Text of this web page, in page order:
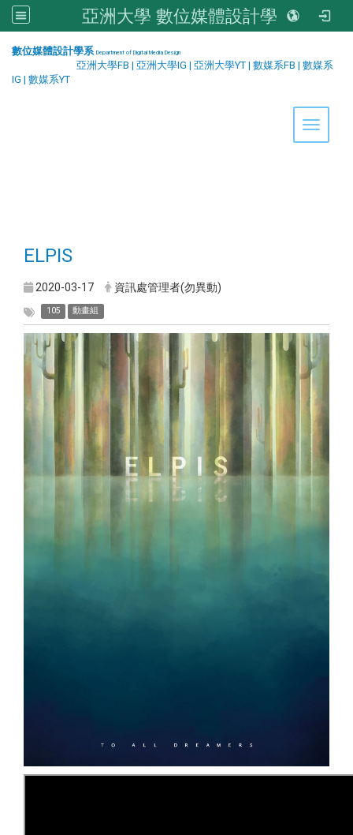
亞洲大學 數位媒體設計學系
數位媒體設計學系 Department of Digital Media Design
亞洲大學FB | 亞洲大學IG | 亞洲大學YT | 數媒系FB | 數媒系
IG | 數媒系YT
Toggle
ELPIS
2020-03-17 資訊處管理者(勿異動)
105 動畫組